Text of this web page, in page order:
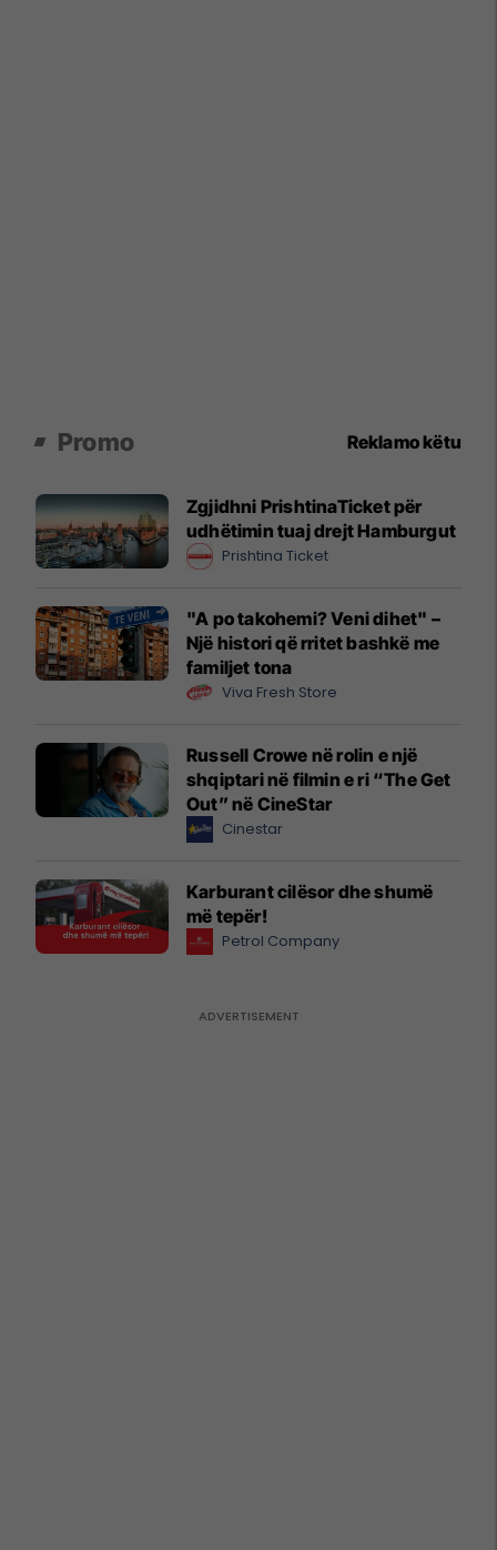
Promo Reklamo këtu
Zgjidhni PrishtinaTicket për
udhëtimin tuaj drejt Hamburgut
Prishtina Ticket
"A po takohemi? Veni dihet" –
Një histori që rritet bashkë me
familjet tona
Viva Fresh Store
Russell Crowe në rolin e një
shqiptari në filmin e ri “The Get
Out” në CineStar
Cinestar
Karburant cilësor dhe shumë
më tepër!
Petrol Company